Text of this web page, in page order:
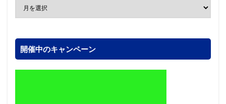
開催中のキャンペーン